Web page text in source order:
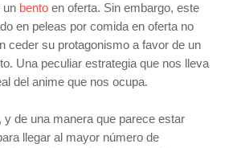
un bento en oferta. Sin embargo, este
en peleas por comida en oferta no
ceder su protagonismo a favor de un
Una peculiar estrategia que nos lleva
del anime que nos ocupa.
de una manera que parece estar
llegar al mayor número de